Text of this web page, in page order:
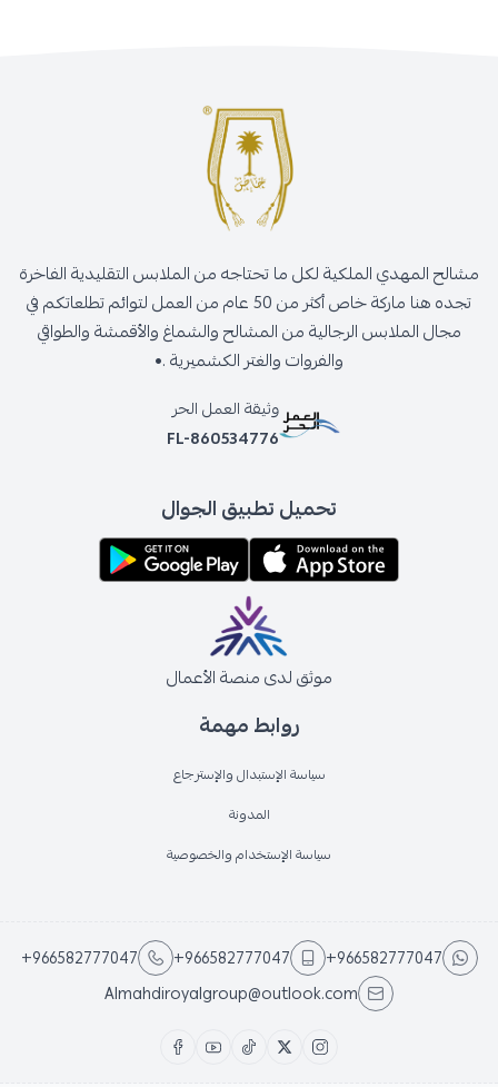
روابط مهمة
سياسة الإستبدال والإسترجاع
المدونة
سياسة الإستخدام والخصوصية
مشالح المهدي الملكية لكل ما تحتاجه من الملابس التقليدية الفاخرة
تجده هنا ماركة خاص أكثر من 50 عام من العمل لتوائم تطلعاتكم في
مجال الملابس الرجالية من المشالح والشماغ والأقمشة والطواقي
والفروات والغتر الكشميرية .•
وثيقة العمل الحر
FL-860534776
تحميل تطبيق الجوال
موثق لدى منصة الأعمال
+966582777047
+966582777047
+966582777047
Almahdiroyalgroup@outlook.com